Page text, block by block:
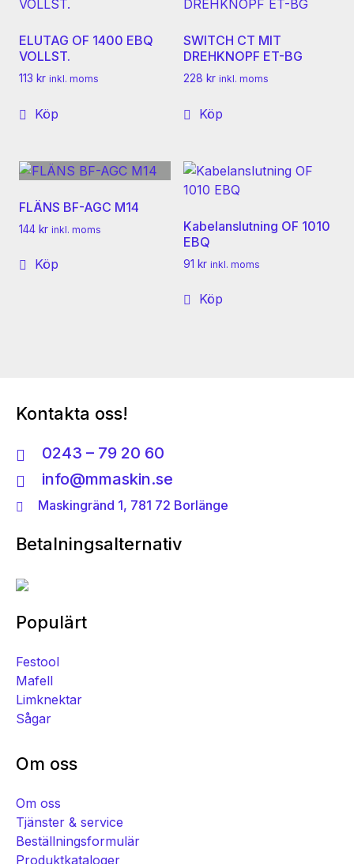
ELUTAG OF 1400 EBQ
VOLLST.
113 kr inkl. moms
Köp
SWITCH CT MIT
DREHKNOPF ET-BG
228 kr inkl. moms
Köp
FLÄNS BF-AGC M14
144 kr inkl. moms
Köp
Kabelanslutning OF 1010
EBQ
91 kr inkl. moms
Köp
Kontakta oss!
0243 – 79 20 60
info@mmaskin.se
Maskingränd 1, 781 72 Borlänge
Betalningsalternativ
Populärt
Festool
Mafell
Limknektar
Sågar
Om oss
Om oss
Tjänster & service
Beställningsformulär
Produktkataloger